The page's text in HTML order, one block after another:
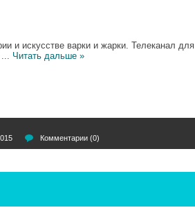
и искусстве варки и жарки. Телеканал для
... Читать дальше »
Комментарии (0)